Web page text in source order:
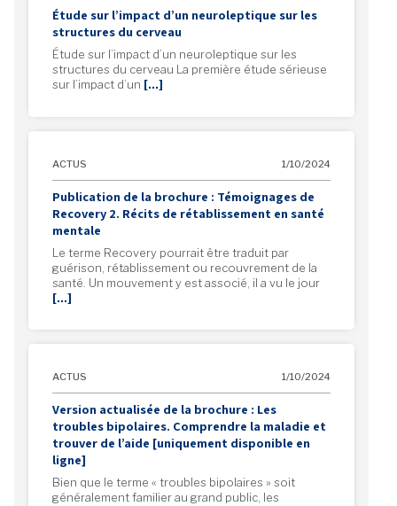
Étude sur l’impact d’un neuroleptique sur les
structures du cerveau
Étude sur l’impact d’un neuroleptique sur les
structures du cerveau La première étude sérieuse
sur l’impact d’un […]
ACTUS 1/10/2024
Publication de la brochure : Témoignages de
Recovery 2. Récits de rétablissement en santé
mentale
Le terme Recovery pourrait être traduit par
guérison, rétablissement ou recouvrement de la
santé. Un mouvement y est associé, il a vu le jour
[…]
ACTUS 1/10/2024
Version actualisée de la brochure : Les
troubles bipolaires. Comprendre la maladie et
trouver de l’aide [uniquement disponible en
ligne]
Bien que le terme « troubles bipolaires » soit
généralement familier au grand public, les